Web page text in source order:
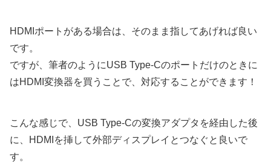
HDMIポートがある場合は、そのまま指してあげれば良い
です。
ですが、筆者のようにUSB Type-Cのポートだけのときに
はHDMI変換器を買うことで、対応することができます！
こんな感じで、USB Type-Cの変換アダプタを経由した後
に、HDMIを挿して外部ディスプレイとつなぐと良いで
す。